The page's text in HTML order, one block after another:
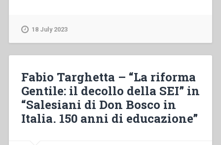
guerra
(1940-
–
Le
case
del
Piemonte”
18 July 2023
Fabio Targhetta – “La riforma
Gentile: il decollo della SEI” in
“Salesiani di Don Bosco in
Italia. 150 anni di educazione”